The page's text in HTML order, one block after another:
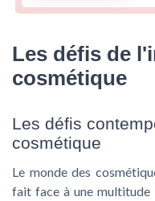
Les défis de
cosmétique
Les défis
cosmétique
Le monde des
fait face à une multitude